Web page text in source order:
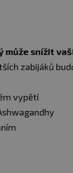
může snížit
zabijáků
vypětí